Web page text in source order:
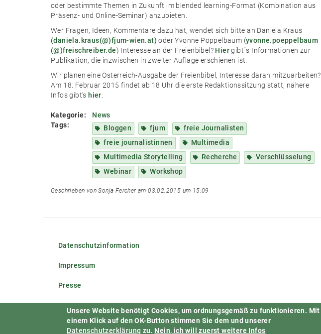
oder bestimmte Themen in Zukunft im blended learning-Format (Kombination aus
Präsenz- und Online-Seminar) anzubieten.
Wer Fragen, Ideen, Kommentare dazu hat, wendet sich bitte an Daniela Kraus
(daniela.kraus(@)fjum-wien.at) oder Yvonne Pöppelbaum (yvonne.poeppelbaum
(@)freischreiber.de) Interesse an der Freienbibel? Hiergibt´s Informationen zur
Publikation, die inzwischen in zweiter Auflage erschienen ist.
Wir planen eine Österreich-Ausgabe der Freienbibel, Interesse daran mitzuarbeiten?
Am 18. Februar 2015 findet ab 18 Uhr die erste Redaktionssitzung statt, nähere
Infos gibt's hier
Kategorie:
News
Tags:
Bloggen fjum
freie Journalisten
freie journalistinnen
Multimedia
Multimedia Storytelling
Recherche
Verschlüsselung
Webinar
Workshop
Geschrieben von Sonja Fercher am 03.02.2015 um 15:09
Datenschutzinformation
Impressum
Presse
Unsere Website benötigt Cookies, um ordnungsgemäß zu funktionieren. Mit
einem Klick auf den OK-Button stimmen Sie dem und unserer
Datenschutzerklärung zu. Nein, ich will zuerst weitere Infos